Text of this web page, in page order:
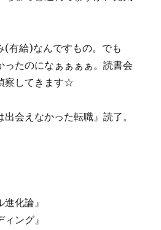
(有給)なんですもの。でも
ったのになぁぁぁぁ。読書会
察してきます☆
出会えなかった転職』読了。
化論』
ング』